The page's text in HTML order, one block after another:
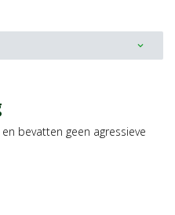
expand_more
bevatten geen agressieve